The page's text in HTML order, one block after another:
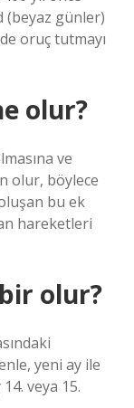
(beyaz günler)
oruç tutmayı
olur?
ve
olur, böylece
bu ek
hareketleri
olur?
yeni ay ile
veya 15.